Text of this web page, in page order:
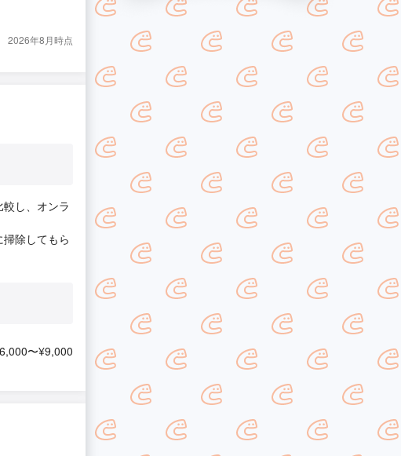
2026年8月時点
し、オンラ
除してもら
〜¥9,000